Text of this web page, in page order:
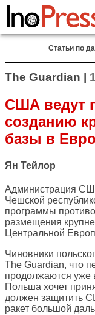
Статьи по
The Guardian |
США ведут
созданию
базы в
Ян Тейлор
Администрация
Чешской
программы
размещения
Центральной
Чиновники
The Guardian, что
продолжаются уже
Польша хочет
должен защитить
ракет большой